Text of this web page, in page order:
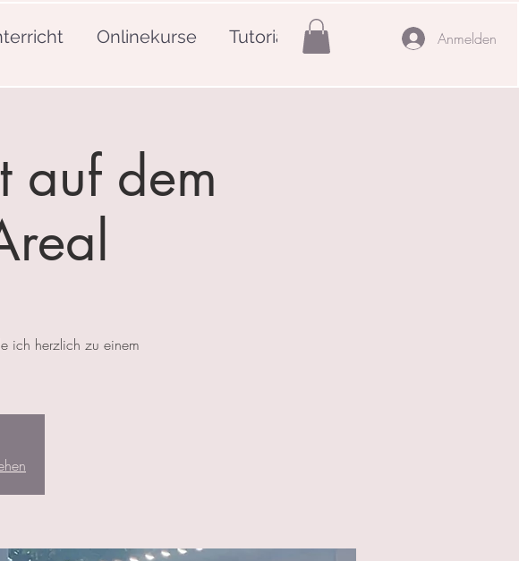
Onlinekurse Tutorials Anmelden
auf dem
ich herzlich zu einem